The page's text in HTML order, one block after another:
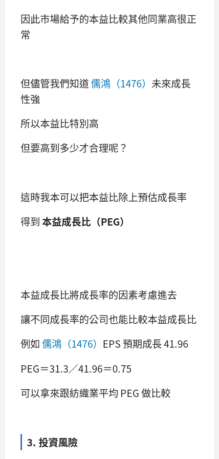
因此市場給予的本益比較其他同業高很正
常
但儘管我們知道儒鴻（1476） 未來成長
性強
所以本益比特別高
但要高到多少才合理呢？
這時我本可以把本益比除上預估成長率
得到本益成長比（PEG）
本益成長比將成長率的因素考慮進去
讓不同成長率的公司也能比較本益成長比
例如 儒鴻（1476） EPS 預期成長 41.96
PEG＝31.3／41.96＝0.75
可以拿來跟紡織業平均 PEG 做比較
3. 投資風險